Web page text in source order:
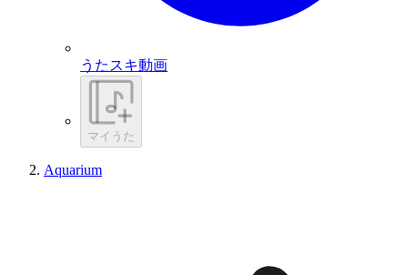
うたスキ動画
マイうた
Aquarium